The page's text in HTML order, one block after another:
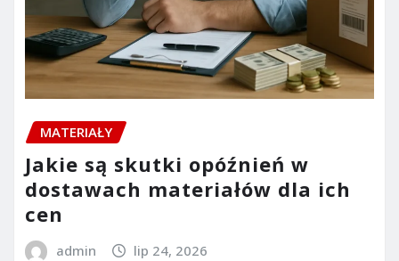
MATERIAŁY
Jakie są skutki opóźnień w
dostawach materiałów dla ich
cen
admin lip 24, 2026